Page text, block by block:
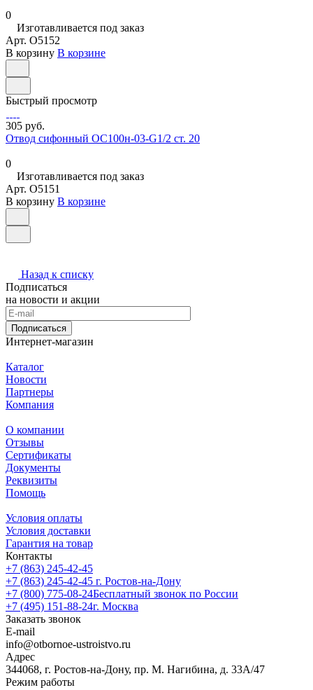
0
Изготавливается под заказ
Арт. O5152
В корзину В корзине
Быстрый просмотр
305 руб.
Отвод сифонный ОС100н-03-G1/2 ст. 20
0
Изготавливается под заказ
Арт. O5151
В корзину В корзине
Назад к списку
Подписаться
на новости и акции
Подписаться
Интернет-магазин
Каталог
Новости
Партнеры
Компания
О компании
Отзывы
Сертификаты
Документы
Реквизиты
Помощь
Условия оплаты
Условия доставки
Гарантия на товар
Контакты
+7 (863) 245-42-45
+7 (863) 245-42-45 г. Ростов-на-Дону
+7 (800) 775-08-24Бесплатный звонок по России
+7 (495) 151-88-24г. Москва
Заказать звонок
E-mail
info@otbornoe-ustroistvo.ru
Адрес
344068, г. Ростов-на-Дону, пр. М. Нагибина, д. 33А/47
Режим работы